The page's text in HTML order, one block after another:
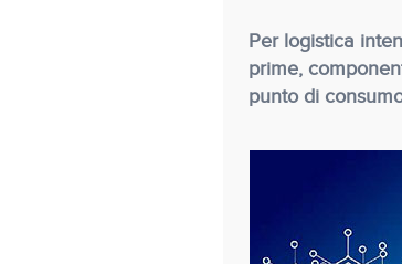
Per logistica
prime,
punto di